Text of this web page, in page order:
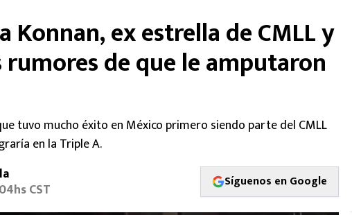
Memo Ochoa
Edson Álvarez
Sergio Ramos
André Jardine
Boxeo
Béisbol
NFL
Konnan, ex estrella de CMLL y
de que le amputaron
tuvo mucho éxito en México primero siendo parte del CMLL
en la Triple A.
CST Síguenos en Google